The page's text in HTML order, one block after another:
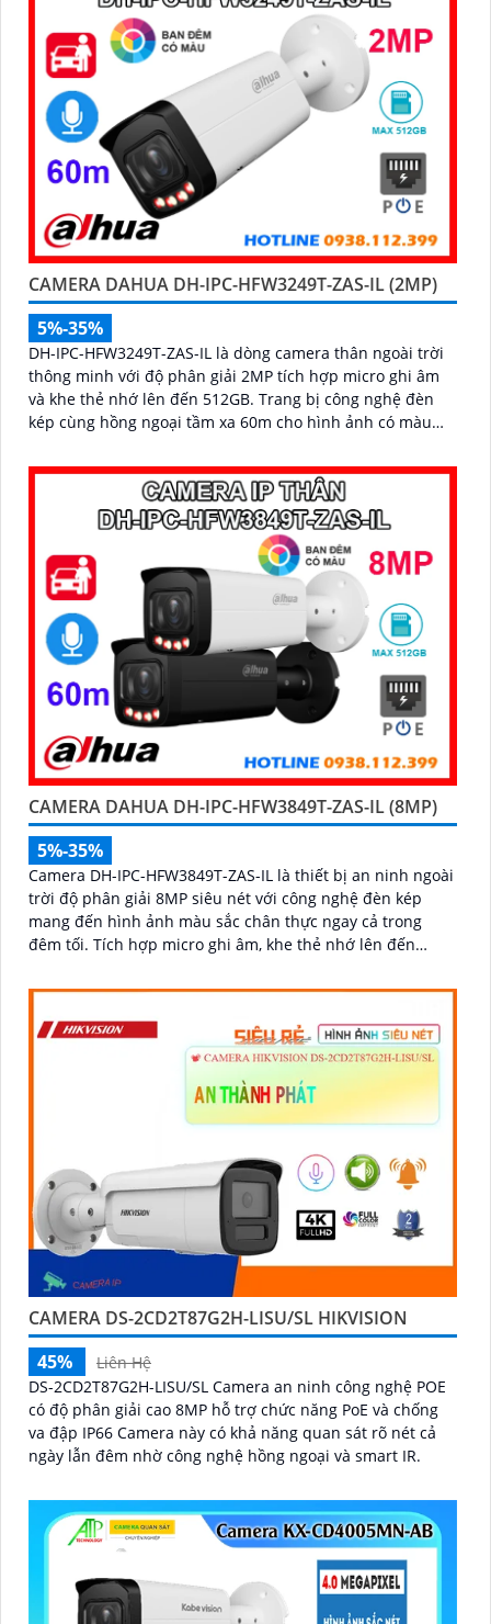
CAMERA DAHUA DH-IPC-HFW3249T-ZAS-IL (2MP)
5%-35%
DH-IPC-HFW3249T-ZAS-IL là dòng camera thân ngoài trời
thông minh với độ phân giải 2MP tích hợp micro ghi âm
và khe thẻ nhớ lên đến 512GB. Trang bị công nghệ đèn
kép cùng hồng ngoại tầm xa 60m cho hình ảnh có màu
CAMERA DAHUA DH-IPC-HFW3849T-ZAS-IL (8MP)
5%-35%
Camera DH-IPC-HFW3849T-ZAS-IL là thiết bị an ninh ngoài
trời độ phân giải 8MP siêu nét với công nghệ đèn kép
mang đến hình ảnh màu sắc chân thực ngay cả trong
đêm tối. Tích hợp micro ghi âm, khe thẻ nhớ lên đến
chính xác giữa người và xe, nâng cao hiệu quả giám sát
rẻ
CAMERA DS-2CD2T87G2H-LISU/SL HIKVISION
45%
Liên Hệ
DS-2CD2T87G2H-LISU/SL Camera an ninh công nghệ POE
có độ phân giải cao 8MP hỗ trợ chức năng PoE và chống
va đập IP66 Camera này có khả năng quan sát rõ nét cả
ngày lẫn đêm nhờ công nghệ hồng ngoại và smart IR.